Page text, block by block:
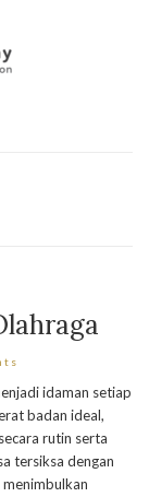
idaman setiap
badan ideal,
rutin serta
tersiksa dengan